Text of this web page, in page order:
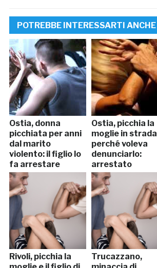
POTREBBE INTERESSARTI ANCHE
Ostia, donna
picchiata per anni
dal marito
violento: il figlio lo
fa arrestare
Ostia, picchia la
moglie in strada
perché voleva
denunciarlo:
arrestato
Rivoli, picchia la
Trucazzano,